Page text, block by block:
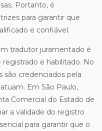
Portanto, é
para garantir que
e confiável.
tradutor juramentado é
e habilitado. No
são credenciados pela
Em São Paulo,
Comercial do Estado de
a validade do registro
para garantir que o